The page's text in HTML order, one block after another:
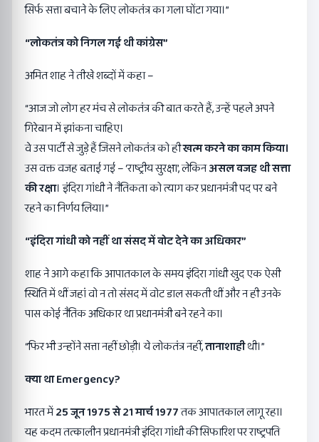
सिर्फ सत्ता बचाने के लिए लोकतंत्र का गला घोंटा गया।”
“लोकतंत्र को निगल गई थी कांग्रेस”
अमित शाह ने तीखे शब्दों में कहा –
“आज जो लोग हर मंच से लोकतंत्र की बात करते हैं, उन्हें पहले अपने
गिरेबान में झांकना चाहिए।
वे उस पार्टी से जुड़े हैं जिसने लोकतंत्र को हीखत्म करने का काम किया।
उस वक्त वजह बताई गई – ‘राष्ट्रीय सुरक्षा’, लेकिनअसल वजह थी सत्ता
की रक्षा। इंदिरा गांधी ने नैतिकता को त्याग कर प्रधानमंत्री पद पर बने
रहने का निर्णय लिया।”
“इंदिरा गांधी को नहीं था संसद में वोट देने का अधिकार”
शाह ने आगे कहा कि आपातकाल के समय इंदिरा गांधी खुद एक ऐसी
स्थिति में थीं जहां वो न तो संसद में वोट डाल सकती थीं और न ही उनके
पास कोई नैतिक अधिकार था प्रधानमंत्री बने रहने का।
“फिर भी उन्होंने सत्ता नहीं छोड़ी। ये लोकतंत्र नहीं,तानाशाहीथी।”
क्या थाEmergency?
भारत में25जून1975से21मार्च1977तक आपातकाल लागू रहा।
यह कदम तत्कालीन प्रधानमंत्री इंदिरा गांधी की सिफारिश पर राष्ट्रपति